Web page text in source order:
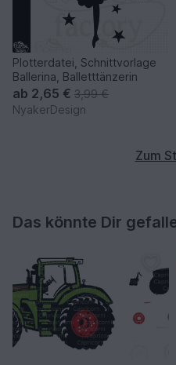
Plotterdatei, Schnittvorlage
Ballerina, Balletttänzerin
ab 2,65 € 3,99 €
NyakerDesign
Zum
Das könnte Dir